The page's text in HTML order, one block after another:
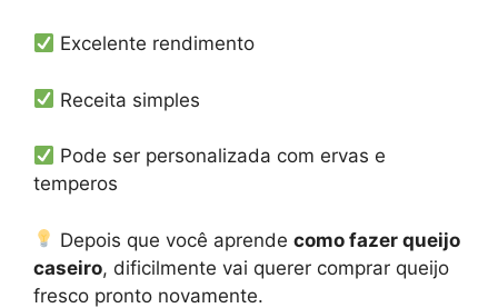
Excelente rendimento
Receita simples
Pode ser personalizada com ervas e
temperos
Depois que você aprendecomo fazer queijo
caseiro, dificilmente vai querer comprar queijo
fresco pronto novamente.